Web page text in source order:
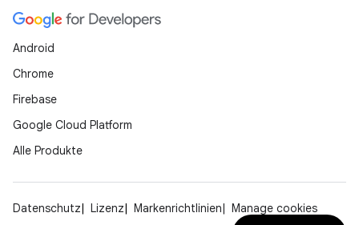
Android
Chrome
Firebase
Google Cloud Platform
Alle Produkte
Datenschutz Lizenz Markenrichtlinien
Manage cookies